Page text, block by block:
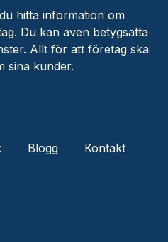
hitta information om
Du kan även betygsätta
Allt för att företag ska
sina kunder.
Blogg
Kontakt